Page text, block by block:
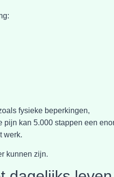
fysieke beperkingen,
pijn kan 5.000 stappen een
werk.
kunnen zijn.